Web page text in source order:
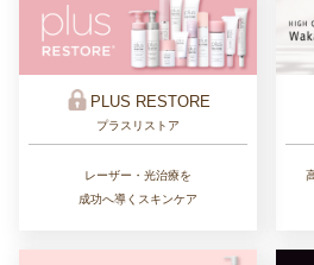
PLUS RESTORE
プラスリストア
レーザー・光治療を
成功へ導くスキンケア